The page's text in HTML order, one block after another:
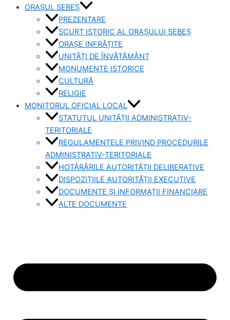
ORAȘUL SEBEȘ
PREZENTARE
SCURT ISTORIC AL ORAȘULUI SEBEȘ
ORAȘE INFRĂȚITE
UNITĂȚI DE ÎNVĂȚĂMÂNT
MONUMENTE ISTORICE
CULTURĂ
RELIGIE
MONITORUL OFICIAL LOCAL
STATUTUL UNITĂȚII ADMINISTRATIV-
TERITORIALE
REGULAMENTELE PRIVIND PROCEDURILE
ADMINISTRATIV-TERITORIALE
HOTĂRÂRILE AUTORITĂȚII DELIBERATIVE
DISPOZIȚIILE AUTORITĂȚII EXECUTIVE
DOCUMENTE ȘI INFORMAȚII FINANCIARE
ALTE DOCUMENTE